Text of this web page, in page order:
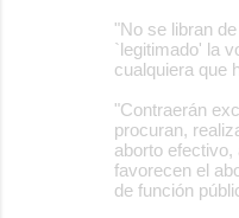
"No se libran
`legitimado' la
cualquiera que
"Contraerán
procuran,
aborto
favorecen el
de función